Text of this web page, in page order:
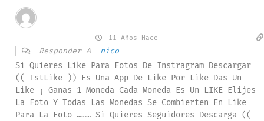
11 Años Hace
Responder A nico
Si Quieres Like Para Fotos De Instragram Descargar
(( IstLike )) Es Una App De Like Por Like Das Un
Like ¡ Ganas 1 Moneda Cada Moneda Es Un LIKE Elijes
La Foto Y Todas Las Monedas Se Combierten En Like
Para La Foto ……… Si Quieres Seguidores Descarga ((